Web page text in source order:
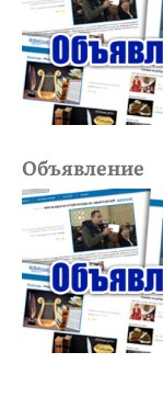
Объявление